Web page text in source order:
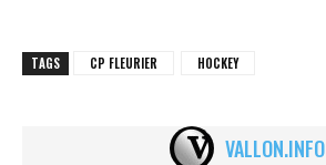
TAGS CP FLEURIER HOCKEY
VALLON.INFO